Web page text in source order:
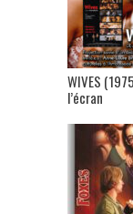
WIVES
l’écran